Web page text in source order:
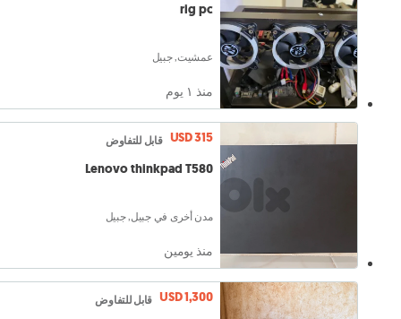
rig pc
عمشيت, جبيل
منذ ١ يوم
USD 315 قابل للتفاوض
Lenovo thinkpad T580
مدن أخرى في جبيل, جبيل
منذ يومين
USD 1,300 قابل للتفاوض